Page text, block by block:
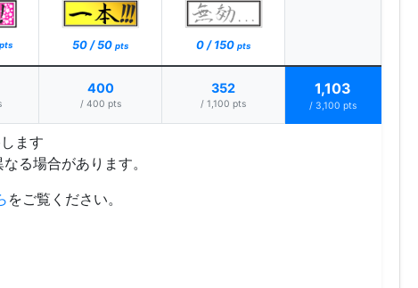
pts 50 / 50 pts 0 / 150 pts
400
/ 400 pts
352
/ 1,100 pts
1,103
/ 3,100 pts
ます
る場合があります。
をご覧ください。